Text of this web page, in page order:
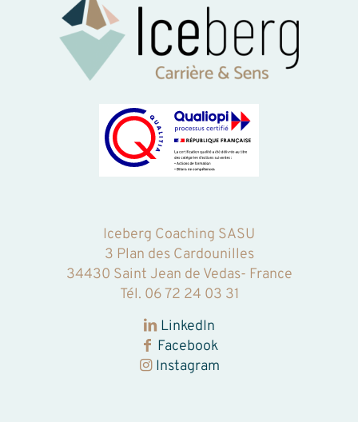
Iceberg Coaching SASU
3 Plan des Cardounilles
34430 Saint Jean de Vedas- France
Tél. 06 72 24 03 31‬
LinkedIn
Facebook
Instagram